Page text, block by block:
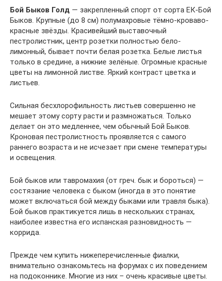
Бой Быков Голд — закрепленный спорт от сорта ЕК-Бой
Быков. Крупные (до 8 см) полумахровые тёмно-кроваво-
красные звёзды. Красивейший выставочный
пестролистник, центр розетки полностью бело-
лимонный, бывает почти белая розетка. Белые листья
только в средине, а нижние зелёные. Огромные красные
цветы на лимонной листве. Яркий контраст цветка и
листьев.
Сильная бесхлорофильность листьев совершенно не
мешает этому сорту расти и размножаться. Только
делает он это медленнее, чем обычный Бой Быков.
Кроновая пестролистность проявляется с самого
раннего возраста и не исчезает при смене температуры
и освещения.
Бой быков или тавромахия (от греч. бык и бороться) —
состязание человека с быком (иногда в это понятие
может включаться бой между быками или травля быка).
Бой быков практикуется лишь в нескольких странах,
наиболее известна его испанская разновидность —
коррида.
Прежде чем купить нижеперечисленные фиалки,
внимательно ознакомьтесь на форумах с их поведением
на подоконнике. Многие из них – очень красивые цветы.